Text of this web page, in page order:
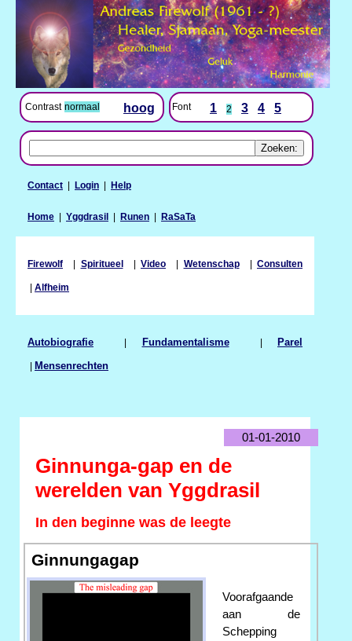
Contrast normaal hoog Font 1 2 3 4 5
Contact | Login | Help
Home | Yggdrasil | Runen | RaSaTa
Firewolf | Spiritueel| Video | Wetenschap| Consulten
| Alfheim
Autobiografie | Fundamentalisme| Parel
| Mensenrechten
01-01-2010
Ginnunga-gap en de
werelden van Yggdrasil
In den beginne was de leegte
Ginnungagap
Voorafgaande
aan de
Schepping